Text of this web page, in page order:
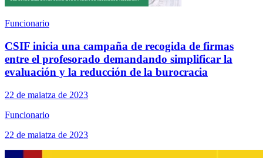
Funcionario
CSIF inicia una campaña de recogida de firmas
entre el profesorado demandando simplificar la
evaluación y la reducción de la burocracia
22 de maiatza de 2023
Funcionario
22 de maiatza de 2023